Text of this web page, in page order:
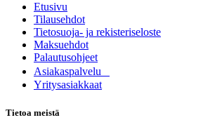
Etusivu
Tilausehdot
Tietosuoja- ja rekisteriseloste
Maksuehdot
Palautusohjeet
Asia​k​aspalvelu
​Yritysasiakkaat
Tietoa meistä